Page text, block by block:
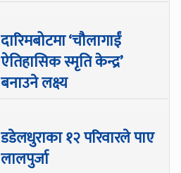
दारिमबोटमा ‘चौलागाईं
ऐतिहासिक स्मृति केन्द्र’
बनाउने लक्ष्य
डडेलधुराका १२ परिवारले पाए
लालपुर्जा